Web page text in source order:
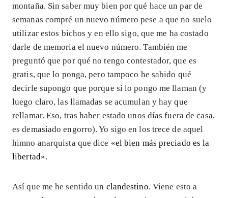
montaña. Sin saber muy bien por qué hace un par de
semanas compré un nuevo número pese a que no suelo
utilizar estos bichos y en ello sigo, que me ha costado
darle de memoria el nuevo número. También me
preguntó que por qué no tengo contestador, que es
gratis, que lo ponga, pero tampoco he sabido qué
decirle supongo que porque si lo pongo me llaman (y
luego claro, las llamadas se acumulan y hay que
rellamar. Eso, tras haber estado unos días fuera de casa,
es demasiado engorro). Yo sigo en los trece de aquel
himno anarquista que dice «el bien más preciado es la
libertad».
Así que me he sentido un clandestino. Viene esto a